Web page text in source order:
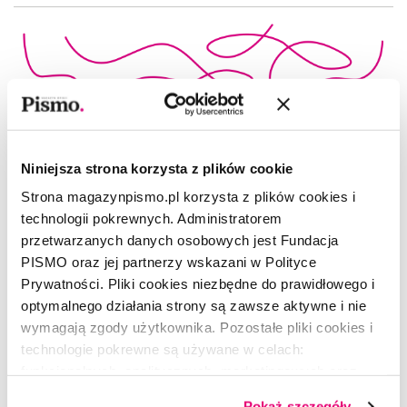
Niniejsza strona korzysta z plików cookie
Strona magazynpismo.pl korzysta z plików cookies i
technologii pokrewnych. Administratorem
przetwarzanych danych osobowych jest Fundacja
PISMO oraz jej partnerzy wskazani w Polityce
Prywatności. Pliki cookies niezbędne do prawidłowego i
optymalnego działania strony są zawsze aktywne i nie
wymagają zgody użytkownika. Pozostałe pliki cookies i
technologie pokrewne są używane w celach: